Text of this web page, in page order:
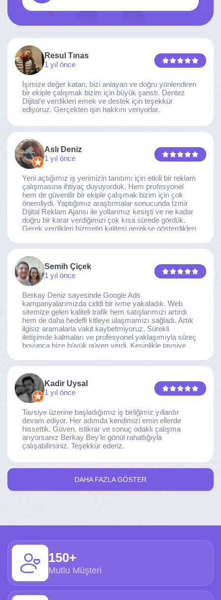
Resul Tınas
1 yıl önce
İşimize değer katan, bizi anlayan ve doğru yönlendiren
bir ekiple çalışmak bizim için büyük şanstı. Dentez
Dijital’e verdikleri emek ve destek için teşekkür
ediyoruz. Gerçekten işin hakkını veriyorlar.
Aslı Deniz
1 yıl önce
Yeni açtığımız iş yerimizin tanıtımı için etkili bir reklam
çalışmasına ihtiyaç duyuyorduk. Hem profesyonel
hem de güvenilir bir ekiple çalışmak bizim için çok
önemliydi. Yaptığımız araştırmalar sonucunda İzmir
Dijital Reklam Ajansı ile yollarımız kesişti ve ne kadar
doğru bir karar verdiğimizi çok kısa sürede gördük.
Gerek verdikleri hizmetin kalitesi gerekse gösterdikleri
noktaya ulaştı. Kaliteden asla taviz vermeyen, her
ekibine gönülden teşekkür ederiz.
Semih Çiçek
1 yıl önce
Berkay Deniz sayesinde Google Ads
kampanyalarımızda ciddi bir ivme yakaladık. Web
sitemize gelen kaliteli trafik hem satışlarımızı artırdı
hem de daha hedefli kitleye ulaşmamızı sağladı. Artık
ilgisiz aramalarla vakit kaybetmiyoruz. Sürekli
iletişimde kalmaları ve profesyonel yaklaşımıyla süreç
boyunca bize büyük güven verdi. Kesinlikle tavsiye
Kadir Uysal
1 yıl önce
Tavsiye üzerine başladığımız iş birliğimiz yıllardır
devam ediyor. Her adımda kendimizi emin ellerde
hissettik. Güven, istikrar ve sonuç odaklı çalışma
arıyorsanız Berkay Bey'le gönül rahatlığıyla
çalışabilirsiniz. Teşekkür ederiz.
DAHA FAZLA GÖSTER
150+
Mutlu Müşteri